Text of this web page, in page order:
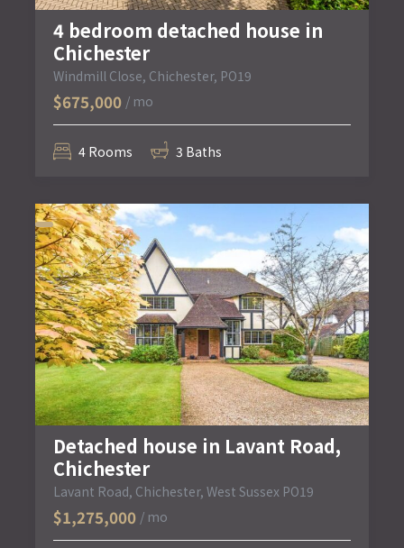
4 bedroom detached house in
Chichester
Windmill Close, Chichester, PO19
$675,000 / mo
4 Rooms 3 Baths
Detached house in Lavant Road,
Chichester
Lavant Road, Chichester, West Sussex PO19
$1,275,000 / mo